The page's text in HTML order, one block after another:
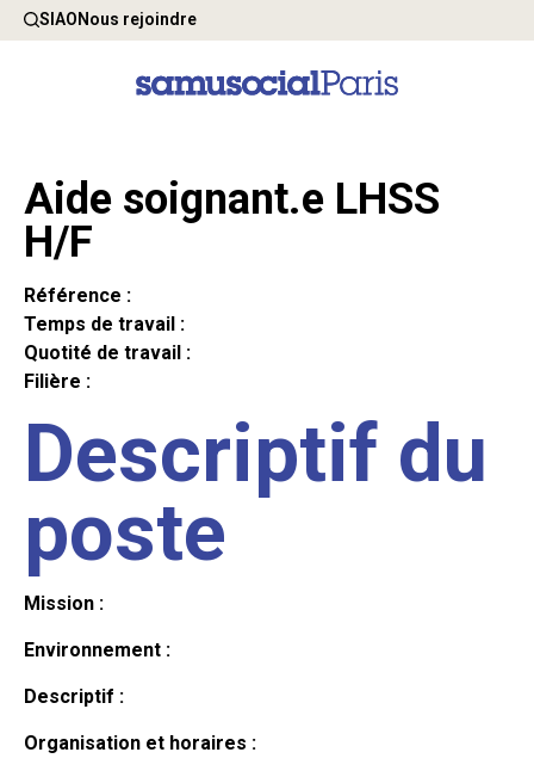
SIAONous rejoindre
Aide soignant.e LHSS
H/F
Référence :
Temps de travail :
Quotité de travail :
Filière :
Descriptif du
poste
Mission :
Environnement :
Descriptif :
Organisation et horaires :